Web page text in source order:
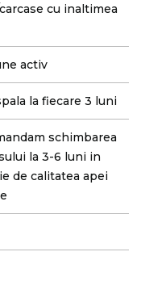
cu inaltimea
activ
la fiecare 3 luni
schimbarea
la 3-6 luni in
de calitatea apei